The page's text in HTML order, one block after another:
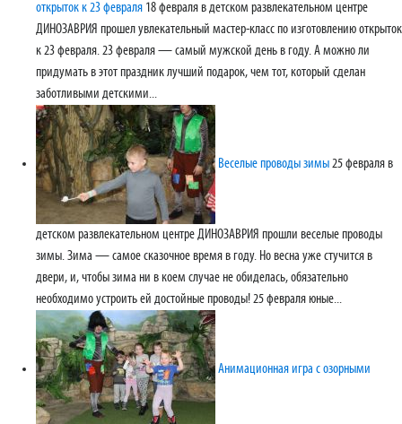
открыток к 23 февраля 18 февраля в детском развлекательном центре
ДИНОЗАВРИЯ прошел увлекательный мастер-класс по изготовлению открыток
к 23 февраля. 23 февраля — самый мужской день в году. А можно ли
придумать в этот праздник лучший подарок, чем тот, который сделан
заботливыми детскими...
Веселые проводы зимы25 февраля в
детском развлекательном центре ДИНОЗАВРИЯ прошли веселые проводы
зимы. Зима — самое сказочное время в году. Но весна уже стучится в
двери, и, чтобы зима ни в коем случае не обиделась, обязательно
необходимо устроить ей достойные проводы! 25 февраля юные...
Анимационная игра с озорными